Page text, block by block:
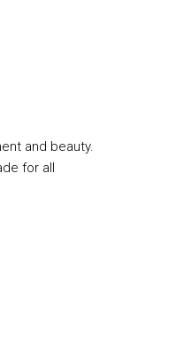
and beauty.
for all